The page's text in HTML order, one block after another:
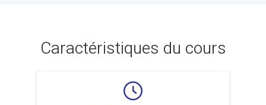
Caractéristiques du cours